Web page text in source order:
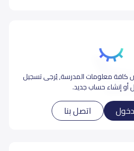
حتي الوصول الي اعلي
سعداء بما يتم تدريسه لهم.
الفريدة التي تعلو بهم الي
كافة معلومات المدرسة, يُرجى تسجيل
أو إنشاء حساب جديد.
اتصل بنا